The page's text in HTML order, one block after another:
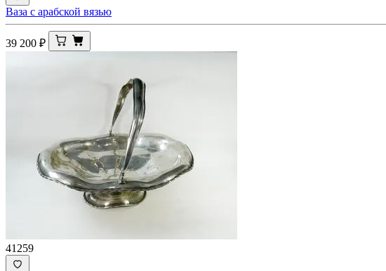
Ваза с арабской вязью
39 200 ₽
41259